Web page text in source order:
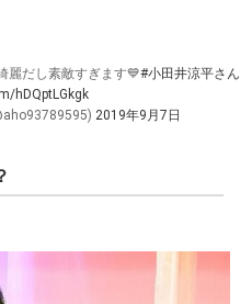
麗だし素敵すぎます💙#小田井涼平さん
hDQptLGkgk
2019年9月7日